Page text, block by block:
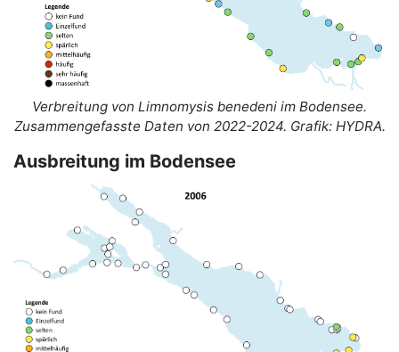
Verbreitung von Limnomysis benedeni im Bodensee.
Zusammengefasste Daten von 2022-2024. Grafik: HYDRA.
Ausbreitung im Bodensee